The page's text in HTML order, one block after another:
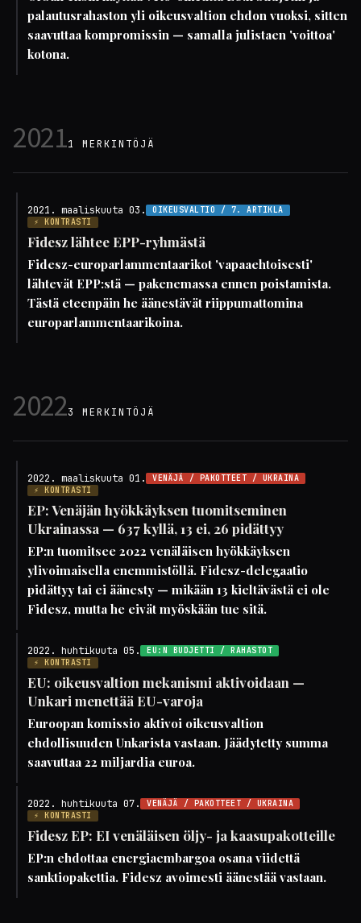
palautusrahaston yli oikeusvaltion ehdon vuoksi, sitten
saavuttaa kompromissin — samalla julistaen 'voittoa'
kotona.
20211 MERKINTÖJÄ
2021. maaliskuuta 03.
OIKEUSVALTIO / 7. ARTIKLA
⚡ KONTRASTI
Fidesz lähtee EPP-ryhmästä
Fidesz-europarlammentaarikot 'vapaaehtoisesti'
lähtevät EPP:stä — pakenemassa ennen poistamista.
Tästä eteenpäin he äänestävät riippumattomina
europarlammentaarikoina.
20223 MERKINTÖJÄ
2022. maaliskuuta 01.
VENÄJÄ / PAKOTTEET / UKRAINA
⚡ KONTRASTI
EP: Venäjän hyökkäyksen tuomitseminen
Ukrainassa — 637 kyllä, 13 ei, 26 pidättyy
EP:n tuomitsee 2022 venäläisen hyökkäyksen
ylivoimaisella enemmistöllä. Fidesz-delegaatio
pidättyy tai ei äänesty — mikään 13 kieltävästä ei ole
Fidesz, mutta he eivät myöskään tue sitä.
2022. huhtikuuta 05.
EU:N BUDJETTI / RAHASTOT
⚡ KONTRASTI
EU: oikeusvaltion mekanismi aktivoidaan —
Unkari menettää EU-varoja
Euroopan komissio aktivoi oikeusvaltion
ehdollisuuden Unkarista vastaan. Jäädytetty summa
saavuttaa 22 miljardia euroa.
2022. huhtikuuta 07.
VENÄJÄ / PAKOTTEET / UKRAINA
⚡ KONTRASTI
Fidesz EP: EI venäläisen öljy- ja kaasupakotteille
EP:n ehdottaa energiaembargoa osana viidettä
sanktiopakettia. Fidesz avoimesti äänestää vastaan.